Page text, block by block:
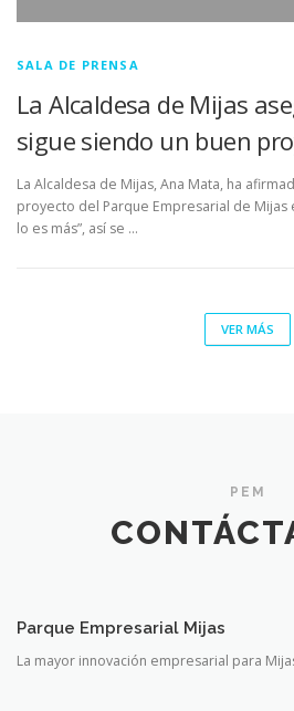
SALA DE PRENSA
La Alcaldesa de Mijas
sigue siendo un buen
La Alcaldesa de Mijas, Ana Mata, ha
proyecto del Parque Empresarial de Mijas
lo es más”, así se …
VER MÁS
PEM
Parque Empresarial Mijas
La mayor innovación empresarial para